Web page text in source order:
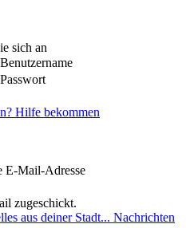
sich an
Hilfe bekommen
E-Mail-Adresse
zugeschickt.
Nachrichten